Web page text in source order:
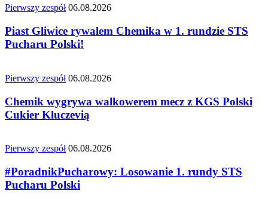
Pierwszy zespół 06.08.2026
Piast Gliwice rywalem Chemika w 1. rundzie STS
Pucharu Polski!
Pierwszy zespół 06.08.2026
Chemik wygrywa walkowerem mecz z KGS Polski
Cukier Kluczevią
Pierwszy zespół 06.08.2026
#PoradnikPucharowy: Losowanie 1. rundy STS
Pucharu Polski